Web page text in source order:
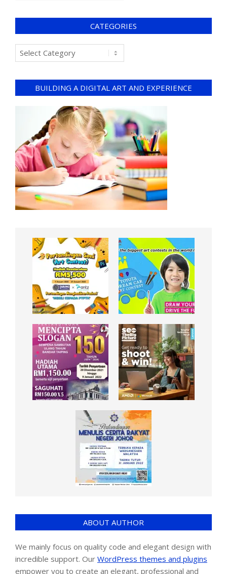
CATEGORIES
BUILDING A DIGITAL ART AND EXPERIENCE
ABOUT AUTHOR
We mainly focus on quality code and elegant design with
incredible support. Our WordPress themes and plugins
empower you to create an elegant, professional and